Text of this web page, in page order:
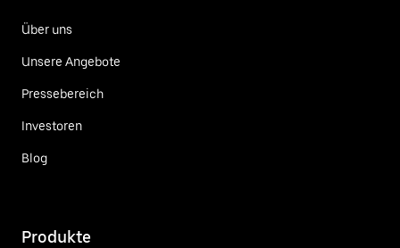
Über uns
Unsere Angebote
Pressebereich
Investoren
Blog
Produkte